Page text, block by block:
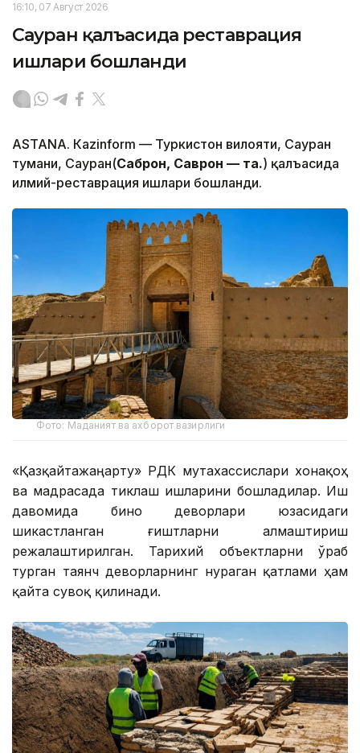
16:10, 07 Август 2026
Сауран қалъасида реставрация
ишлари бошланди
ASTANА. Кazinform — Туркистон вилояти, Сауран
тумани, Сауран(Саброн, Саврон — таҳ.) қалъасида
илмий-реставрация ишлари бошланди.
Фото: Маданият ва ахборот вазирлиги
«Қазқайтажаңарту» РДК мутахассислари хонақоҳ
ва мадрасада тиклаш ишларини бошладилар. Иш
давомида бино деворлари юзасидаги
шикастланган ғиштларни алмаштириш
режалаштирилган. Тарихий объектларни ўраб
турган таянч деворларнинг нураган қатлами ҳам
қайта сувоқ қилинади.